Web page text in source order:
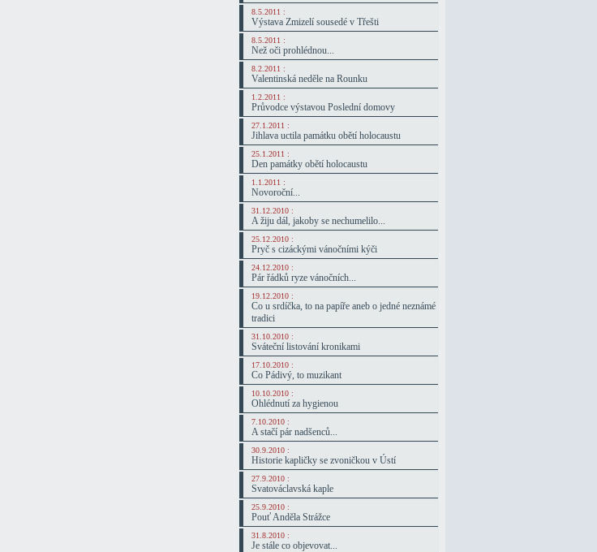
8.5.2011 :
Výstava Zmizelí sousedé v Třešti
8.5.2011 :
Než oči prohlédnou...
8.2.2011 :
Valentinská neděle na Rounku
1.2.2011 :
Průvodce výstavou Poslední domovy
27.1.2011 :
Jihlava uctila památku obětí holocaustu
25.1.2011 :
Den památky obětí holocaustu
1.1.2011 :
Novoroční...
31.12.2010 :
A žiju dál, jakoby se nechumelilo...
25.12.2010 :
Pryč s cizáckými vánočními kýči
24.12.2010 :
Pár řádků ryze vánočních...
19.12.2010 :
Co u srdíčka, to na papíře aneb o jedné neznámé
tradici
31.10.2010 :
Sváteční listování kronikami
17.10.2010 :
Co Pádivý, to muzikant
10.10.2010 :
Ohlédnutí za hygienou
7.10.2010 :
A stačí pár nadšenců...
30.9.2010 :
Historie kapličky se zvoničkou v Ústí
27.9.2010 :
Svatováclavská kaple
25.9.2010 :
Pouť Anděla Strážce
31.8.2010 :
Je stále co objevovat...